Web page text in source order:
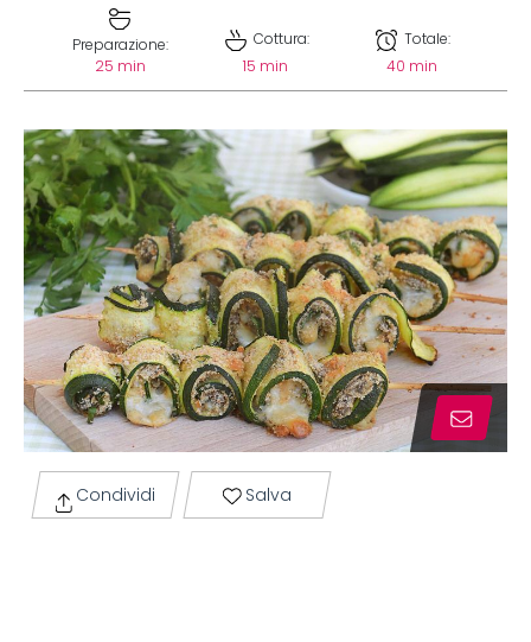
Preparazione:
25 min
Cottura:
15 min
Totale:
40 min
Condividi Salva